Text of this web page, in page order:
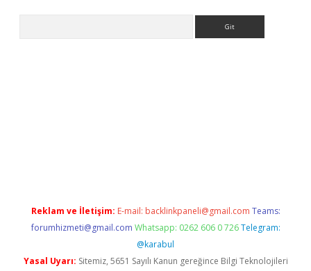
Reklam ve İletişim: E-mail: backlinkpaneli@gmail.com Teams:
forumhizmeti@gmail.com Whatsapp: 0262 606 0 726 Telegram:
@karabul
Yasal Uyarı: Sitemiz, 5651 Sayılı Kanun gereğince Bilgi Teknolojileri